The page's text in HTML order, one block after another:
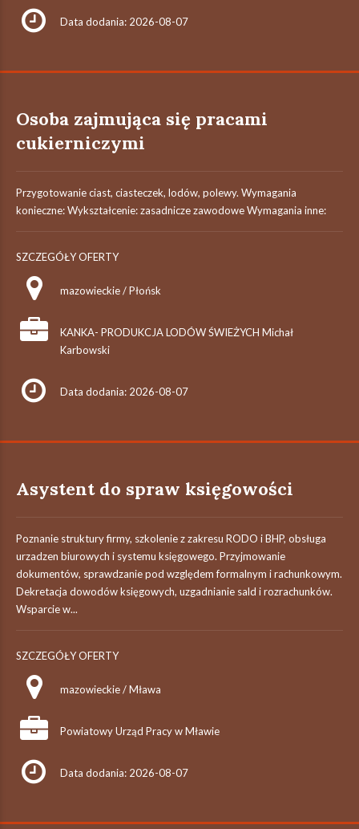
Data dodania: 2026-08-07
Osoba zajmująca się pracami
cukierniczymi
Przygotowanie ciast, ciasteczek, lodów, polewy. Wymagania
konieczne: Wykształcenie: zasadnicze zawodowe Wymagania inne:
SZCZEGÓŁY OFERTY
mazowieckie / Płońsk
KANKA- PRODUKCJA LODÓW ŚWIEŻYCH Michał
Karbowski
Data dodania: 2026-08-07
Asystent do spraw księgowości
Poznanie struktury firmy, szkolenie z zakresu RODO i BHP, obsługa
urzadzen biurowych i systemu księgowego. Przyjmowanie
dokumentów, sprawdzanie pod względem formalnym i rachunkowym.
Dekretacja dowodów księgowych, uzgadnianie sald i rozrachunków.
Wsparcie w...
SZCZEGÓŁY OFERTY
mazowieckie / Mława
Powiatowy Urząd Pracy w Mławie
Data dodania: 2026-08-07